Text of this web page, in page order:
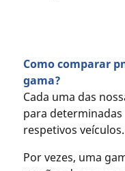
Como comparar
gama?
Cada uma das
para
respetivos veículos.
Por vezes, uma